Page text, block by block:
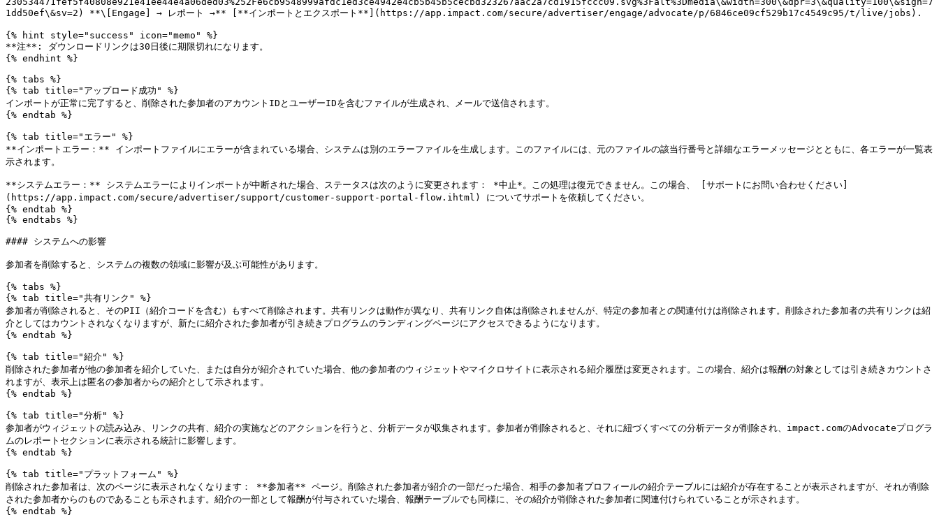
1dd50ef\&sv=2) **\[Engage] → レポート →** [**インポートとエクスポート**](https://app.impact.com/secure/advertiser/engage/advocate/p/6846ce09cf529b17c4549c95/t/live/jobs).
{% hint style="success" icon="memo" %}
**注**: ダウンロードリンクは30日後に期限切れになります。
{% endhint %}
{% tabs %}
{% tab title="アップロード成功" %}
インポートが正常に完了すると、削除された参加者のアカウントIDとユーザーIDを含むファイルが生成され、メールで送信されます。
{% endtab %}
{% tab title="エラー" %}
**インポートエラー：** インポートファイルにエラーが含まれている場合、システムは別のエラーファイルを生成します。このファイルには、元のファイルの該当行番号と詳細なエラーメッセージとともに、各エラーが一覧表
示されます。
**システムエラー：** システムエラーによりインポートが中断された場合、ステータスは次のように変更されます： *中止*。この処理は復元できません。この場合、 [サポートにお問い合わせください]
(https://app.impact.com/secure/advertiser/support/customer-support-portal-flow.ihtml) についてサポートを依頼してください。
{% endtab %}
{% endtabs %}
#### システムへの影響
参加者を削除すると、システムの複数の領域に影響が及ぶ可能性があります。
{% tabs %}
{% tab title="共有リンク" %}
参加者が削除されると、そのPII（紹介コードを含む）もすべて削除されます。共有リンクは動作が異なり、共有リンク自体は削除されませんが、特定の参加者との関連付けは削除されます。削除された参加者の共有リンクは紹
介としてはカウントされなくなりますが、新たに紹介された参加者が引き続きプログラムのランディングページにアクセスできるようになります。
{% endtab %}
{% tab title="紹介" %}
削除された参加者が他の参加者を紹介していた、または自分が紹介されていた場合、他の参加者のウィジェットやマイクロサイトに表示される紹介履歴は変更されます。この場合、紹介は報酬の対象としては引き続きカウントさ
れますが、表示上は匿名の参加者からの紹介として示されます。
{% endtab %}
{% tab title="分析" %}
参加者がウィジェットの読み込み、リンクの共有、紹介の実施などのアクションを行うと、分析データが収集されます。参加者が削除されると、それに紐づくすべての分析データが削除され、impact.comのAdvocateプログラ
ムのレポートセクションに表示される統計に影響します。
{% endtab %}
{% tab title="プラットフォーム" %}
削除された参加者は、次のページに表示されなくなります： **参加者** ページ。削除された参加者が紹介の一部だった場合、相手の参加者プロフィールの紹介テーブルには紹介が存在することが表示されますが、それが削除
された参加者からのものであることも示されます。紹介の一部として報酬が付与されていた場合、報酬テーブルでも同様に、その紹介が削除された参加者に関連付けられていることが示されます。
{% endtab %}